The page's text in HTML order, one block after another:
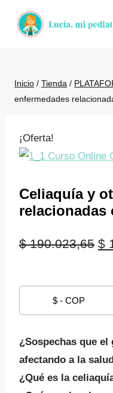
Inicio / Tienda /
enfermedades
¡Oferta!
Celiaquía y
relacionadas
$190.023,65 El
$
$ - COP
¿Sospechas que
afectando a la
¿Qué es la